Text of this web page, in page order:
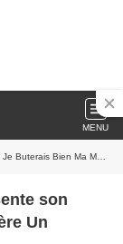
MENU
Ma Mère Un Dimanche » !
son
Un